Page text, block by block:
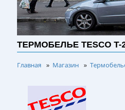
ТЕРМОБЕЛЬЕ TESCO T-
Главная » Магазин »